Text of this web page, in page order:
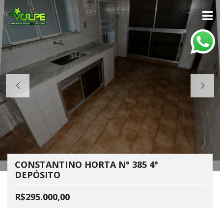
CONSTANTINO HORTA N° 385 4°
DEPÓSITO
R$295.000,00